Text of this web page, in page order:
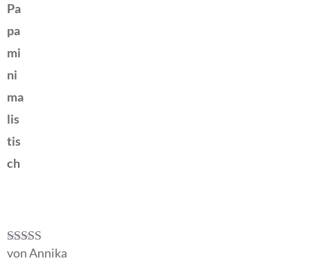
Pa
pa
mi
ni
ma
lis
tis
ch
Bewertet mit
von Annika